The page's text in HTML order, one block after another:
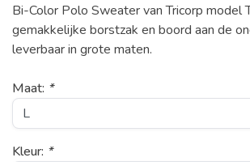
Bi-Color Polo Sweater van Tricorp model
gemakkelijke borstzak en boord aan de
leverbaar in grote maten.
Maat: *
Kleur: *